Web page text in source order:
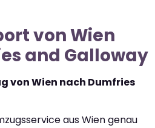
von Wien
and Galloway
von Wien nach Dumfries
aus Wien genau